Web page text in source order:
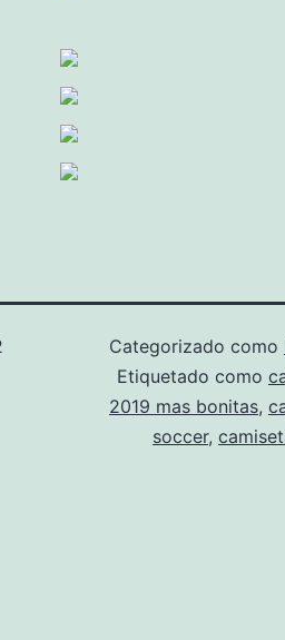
Categorizado como
Etiquetado como
2019 mas bonitas,
soccer,